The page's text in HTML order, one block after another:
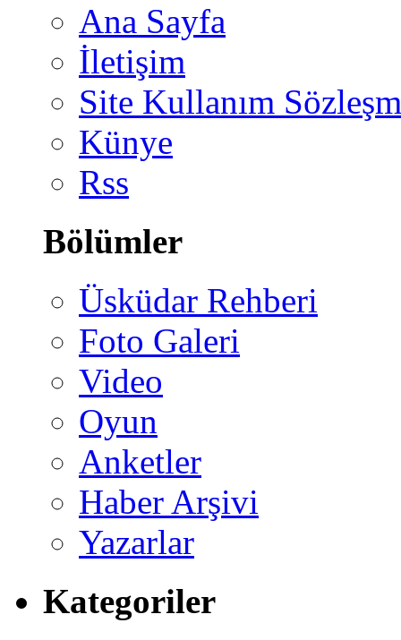
Ana Sayfa
İletişim
Site Kullanım
Künye
Rss
Bölümler
Üsküdar Rehberi
Foto Galeri
Video
Oyun
Anketler
Haber Arşivi
Yazarlar
Kategoriler